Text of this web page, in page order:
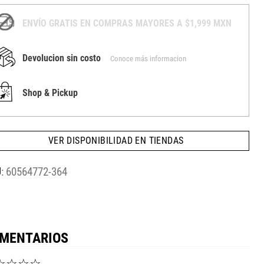
ENVÍO GRATIS EN COMPRAS MAYORES A $1,999 MXN
Devolucion sin costo Conoce más informacion
Shop & Pickup
VER DISPONIBILIDAD EN TIENDAS
: 60564772-364